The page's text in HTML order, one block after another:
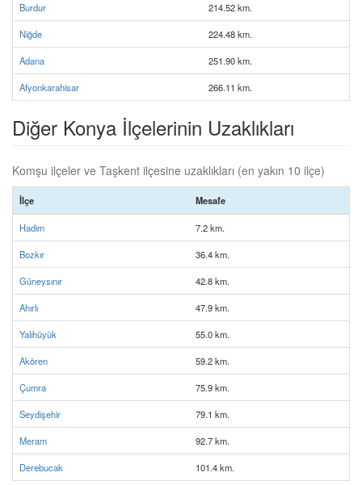
Burdur 214.52 km.
Niğde 224.48 km.
Adana 251.90 km.
Afyonkarahisar 266.11 km.
Diğer Konya İlçelerinin Uzaklıkları
Komşu ilçeler ve Taşkent ilçesine uzaklıkları (en yakın 10 ilçe)
İlçe Mesafe
Hadim 7.2 km.
Bozkır 36.4 km.
Güneysınır 42.8 km.
Ahırlı 47.9 km.
Yalıhüyük 55.0 km.
Akören 59.2 km.
Çumra 75.9 km.
Seydişehir 79.1 km.
Meram 92.7 km.
Derebucak 101.4 km.